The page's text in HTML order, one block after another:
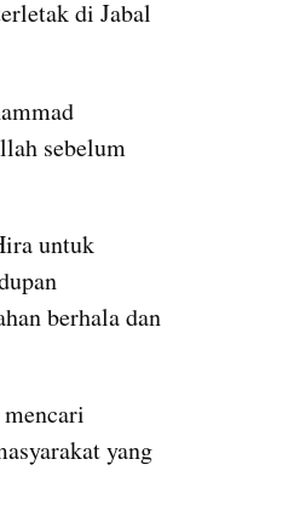
di Jabal
sebelum
untuk
berhala dan
yang